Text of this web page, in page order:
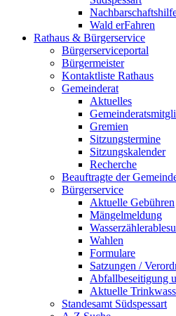
Wald erFahren
Rathaus & Bürgerservice
Bürgerserviceportal
Bürgermeister
Kontaktliste Rathaus
Gemeinderat
Aktuelles
Gremien
Sitzungstermine
Sitzungskalender
Recherche
Beauftragte der
Bürgerservice
Aktuelle Gebühren
Mängelmeldung
Wahlen
Formulare
Satzungen /
Abfallbeseitigung
Aktuelle
Standesamt Südspessart